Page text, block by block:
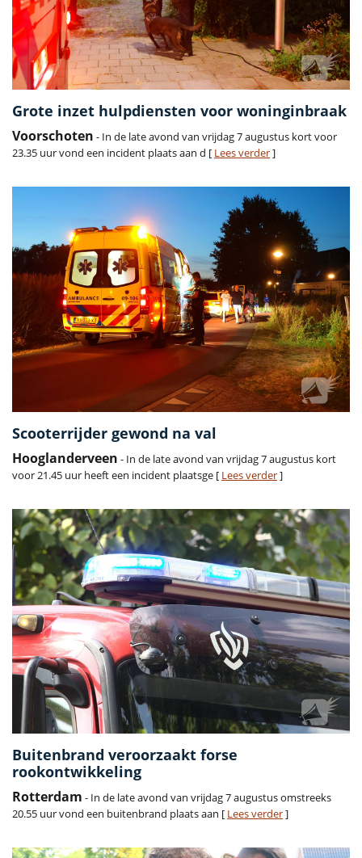
Grote inzet hulpdiensten voor woninginbraak
Voorschoten - In de late avond van vrijdag 7 augustus kort voor
23.35 uur vond een incident plaats aan d [ Lees verder]
Scooterrijder gewond na val
Hooglanderveen - In de late avond van vrijdag 7 augustus kort
voor 21.45 uur heeft een incident plaatsge [ Lees verder]
Buitenbrand veroorzaakt forse
rookontwikkeling
Rotterdam - In de late avond van vrijdag 7 augustus omstreeks
20.55 uur vond een buitenbrand plaats aan [ Lees verder]